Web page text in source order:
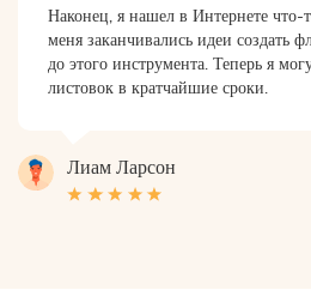
Наконец, я нашел в Интернете что-
меня заканчивались идеи создать
до этого инструмента. Теперь я
листовок в кратчайшие сроки.
Лиам Ларсон